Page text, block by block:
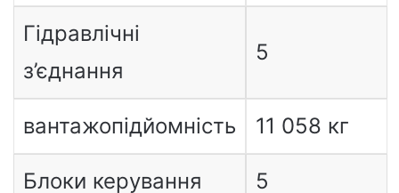
Гідравлічні
з’єднання
5
вантажопідйомність 11 058 кг
Блоки керування 5